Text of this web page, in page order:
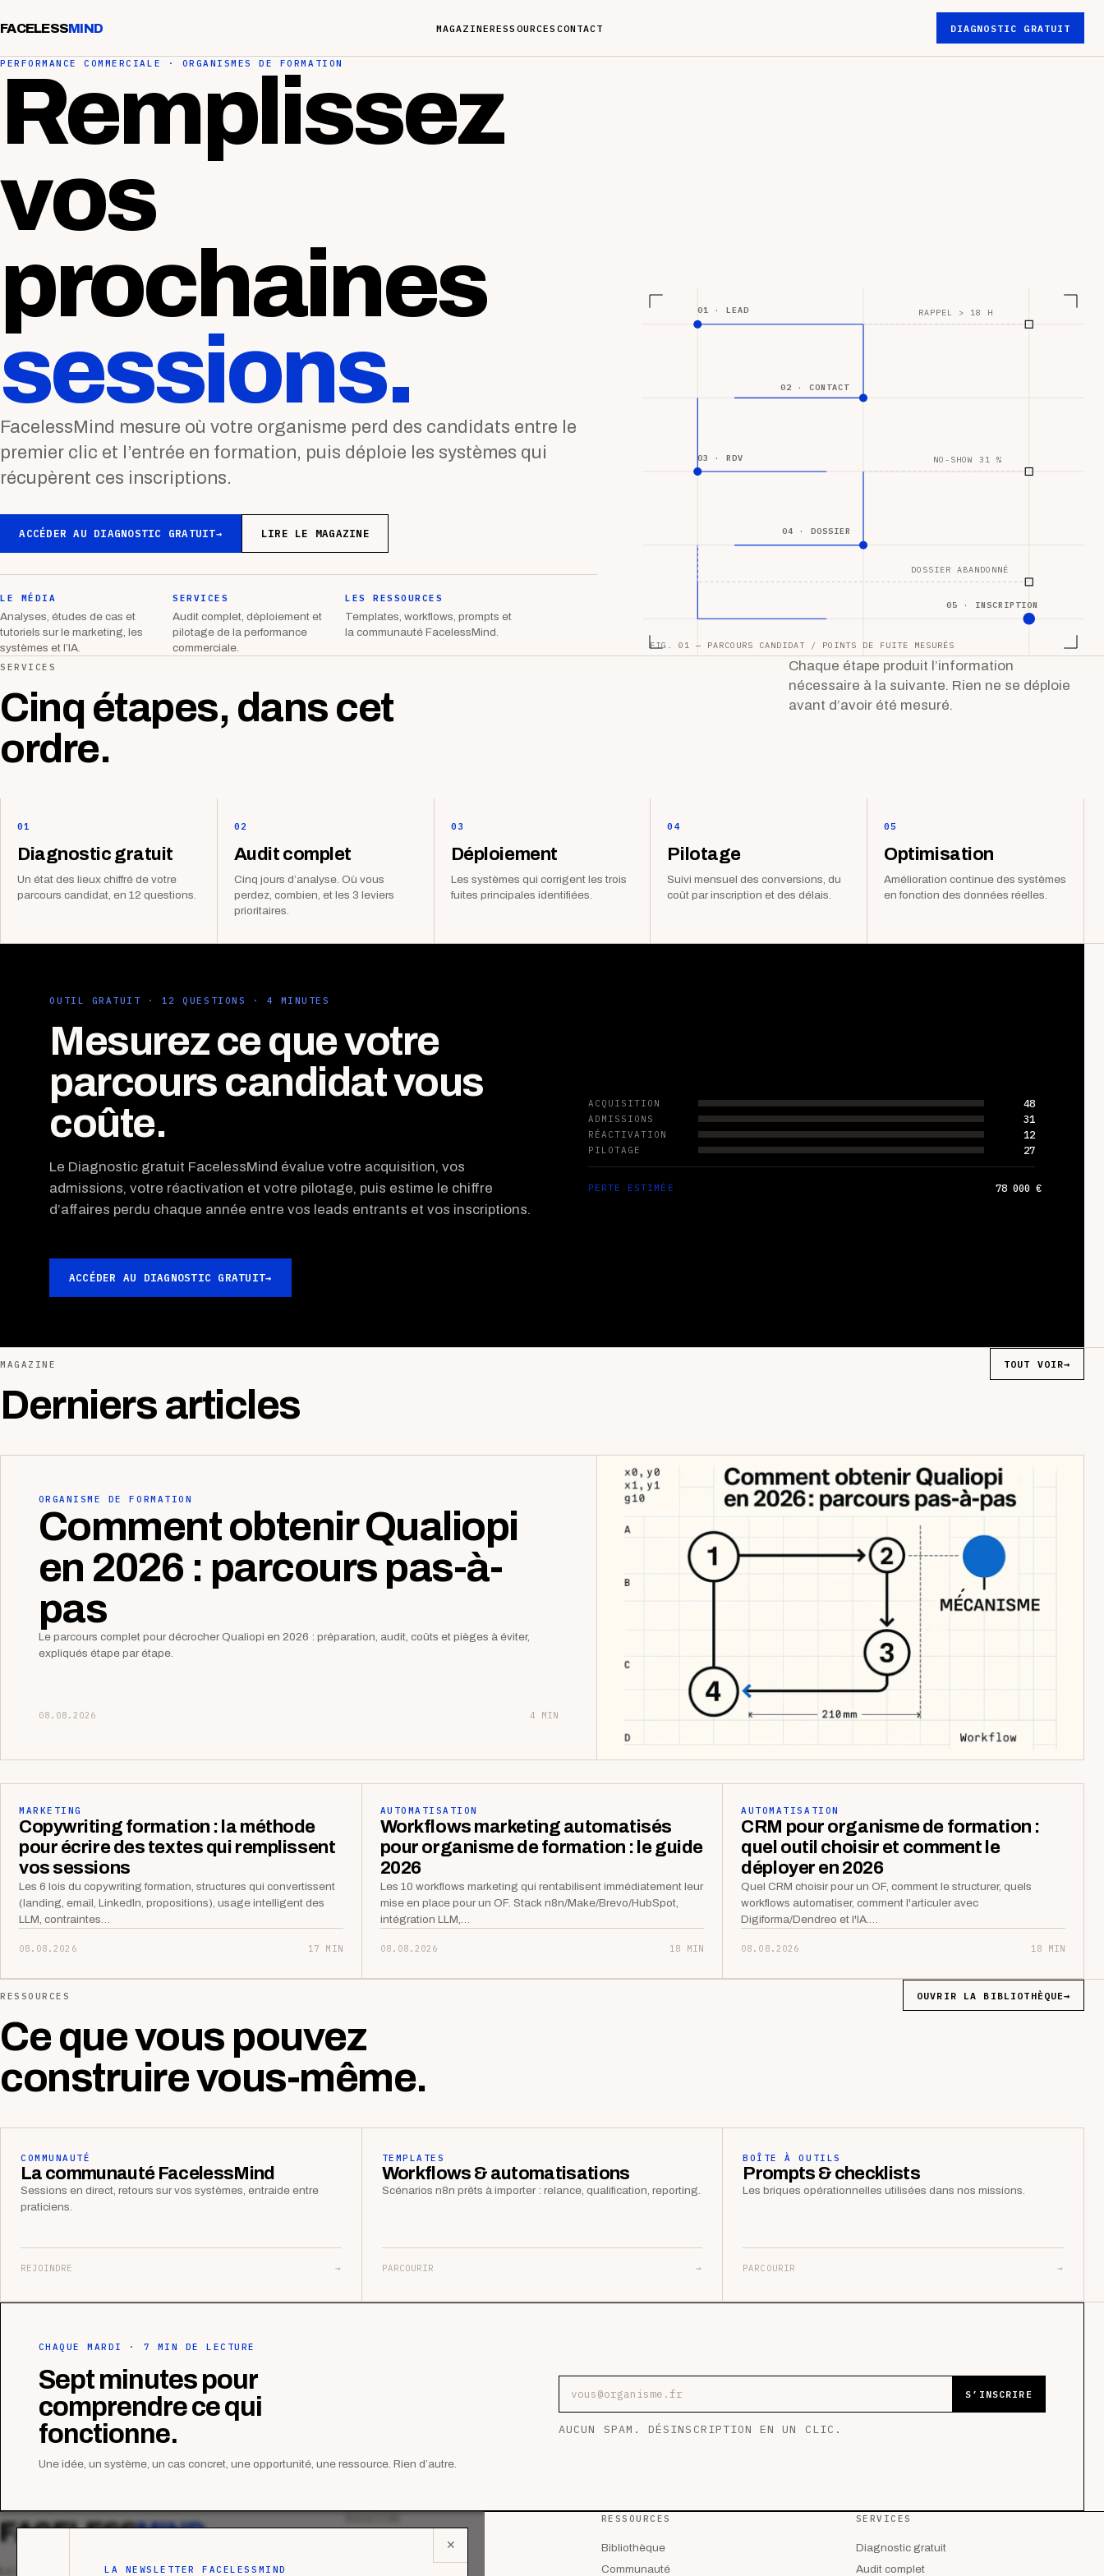
FACELESSMIND MAGAZINERESSOURCES CONTACT DIAGNOSTIC GRATUIT
PERFORMANCE COMMERCIALE · ORGANISMES DE FORMATION
Remplissez
vos
prochaines
sessions.
FacelessMind mesure où votre organisme perd des candidats entre le
premier clic et l’entrée en formation, puis déploie les systèmes qui
récupèrent ces inscriptions.
ACCÉDER AU DIAGNOSTIC GRATUIT→ LIRE LE MAGAZINE
LE MÉDIA
Analyses, études de cas et
tutoriels sur le marketing, les
systèmes et l’IA.
SERVICES
Audit complet, déploiement et
pilotage de la performance
commerciale.
LES RESSOURCES
Templates, workflows, prompts et
la communauté FacelessMind.
01 · LEAD
02 · CONTACT
03 · RDV
04 · DOSSIER
05 · INSCRIPTION
RAPPEL > 18 H
NO-SHOW 31 %
DOSSIER ABANDONNÉ
FIG. 01 — PARCOURS CANDIDAT / POINTS DE FUITE MESURÉS
SERVICES
Cinq étapes, dans cet
ordre.
Chaque étape produit l’information
nécessaire à la suivante. Rien ne se déploie
avant d’avoir été mesuré.
01
Diagnostic gratuit
Un état des lieux chiffré de votre
parcours candidat, en 12 questions.
02
Audit complet
Cinq jours d’analyse. Où vous
perdez, combien, et les 3 leviers
prioritaires.
03
Déploiement
Les systèmes qui corrigent les trois
fuites principales identifiées.
04
Pilotage
Suivi mensuel des conversions, du
coût par inscription et des délais.
05
Optimisation
Amélioration continue des systèmes
en fonction des données réelles.
OUTIL GRATUIT · 12 QUESTIONS · 4 MINUTES
Mesurez ce que votre
parcours candidat vous
coûte.
Le Diagnostic gratuit FacelessMind évalue votre acquisition, vos
admissions, votre réactivation et votre pilotage, puis estime le chiffre
d’affaires perdu chaque année entre vos leads entrants et vos inscriptions.
ACCÉDER AU DIAGNOSTIC GRATUIT→
ACQUISITION 48
ADMISSIONS 31
RÉACTIVATION 12
PILOTAGE 27
PERTE ESTIMÉE 78 000 €
MAGAZINE
Derniers articles
TOUT VOIR→
ORGANISME DE FORMATION
Comment obtenir Qualiopi
en 2026 : parcours pas-à-
pas
Le parcours complet pour décrocher Qualiopi en 2026 : préparation, audit, coûts et pièges à éviter,
expliqués étape par étape.
08.08.2026 4 MIN
MARKETING
Copywriting formation : la méthode
pour écrire des textes qui remplissent
vos sessions
Les 6 lois du copywriting formation, structures qui convertissent
(landing, email, LinkedIn, propositions), usage intelligent des
LLM, contraintes…
08.08.2026 17 MIN
AUTOMATISATION
Workflows marketing automatisés
pour organisme de formation : le guide
2026
Les 10 workflows marketing qui rentabilisent immédiatement leur
mise en place pour un OF. Stack n8n/Make/Brevo/HubSpot,
intégration LLM,…
08.08.2026 18 MIN
AUTOMATISATION
CRM pour organisme de formation :
quel outil choisir et comment le
déployer en 2026
Quel CRM choisir pour un OF, comment le structurer, quels
workflows automatiser, comment l'articuler avec
Digiforma/Dendreo et l'IA.…
08.08.2026 18 MIN
RESSOURCES
Ce que vous pouvez
construire vous-même.
OUVRIR LA BIBLIOTHÈQUE→
COMMUNAUTÉ
La communauté FacelessMind
Sessions en direct, retours sur vos systèmes, entraide entre
praticiens.
REJOINDRE →
TEMPLATES
Workflows & automatisations
Scénarios n8n prêts à importer : relance, qualification, reporting.
PARCOURIR →
BOÎTE À OUTILS
Prompts & checklists
Les briques opérationnelles utilisées dans nos missions.
PARCOURIR →
CHAQUE MARDI · 7 MIN DE LECTURE
Sept minutes pour
comprendre ce qui
fonctionne.
Une idée, un système, un cas concret, une opportunité, une ressource. Rien d’autre.
Adresse e-mail
S’INSCRIRE
AUCUN SPAM. DÉSINSCRIPTION EN UN CLIC.
✕
LA NEWSLETTER FACELESSMIND
FACELESSMIND
Le média qui mesurent la performance
RESSOURCES
Bibliothèque
Communauté
SERVICES
Diagnostic gratuit
Audit complet